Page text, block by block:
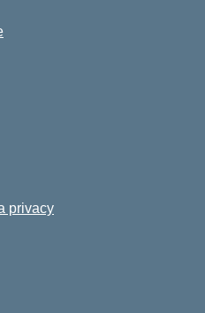
privacy